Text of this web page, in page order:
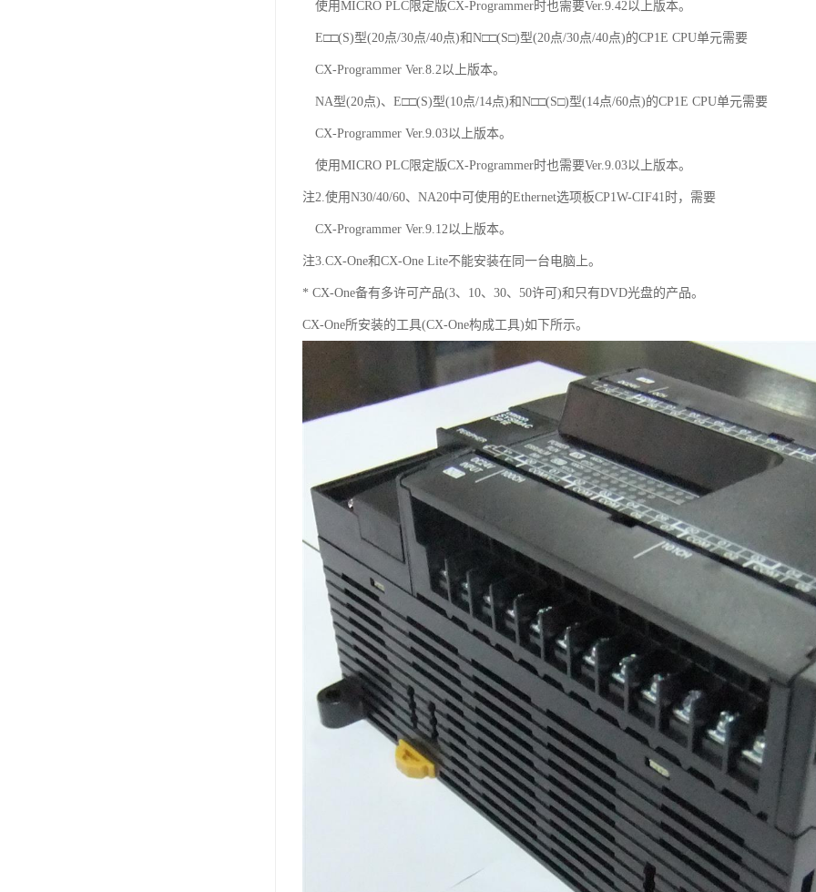
使用MICRO PLC限定版CX-Programmer时也需要Ver.9.42以上版本。
E□□(S)型(20点/30点/40点)和N□□(S□)型(20点/30点/40点)的CP1E CPU单元需要
CX-Programmer Ver.8.2以上版本。
NA型(20点)、E□□(S)型(10点/14点)和N□□(S□)型(14点/60点)的CP1E CPU单元需要
CX-Programmer Ver.9.03以上版本。
使用MICRO PLC限定版CX-Programmer时也需要Ver.9.03以上版本。
注2.使用N30/40/60、NA20中可使用的Ethernet选项板CP1W-CIF41时，需要
CX-Programmer Ver.9.12以上版本。
注3.CX-One和CX-One Lite不能安装在同一台电脑上。
* CX-One备有多许可产品(3、10、30、50许可)和只有DVD光盘的产品。
CX-One所安装的工具(CX-One构成工具)如下所示。